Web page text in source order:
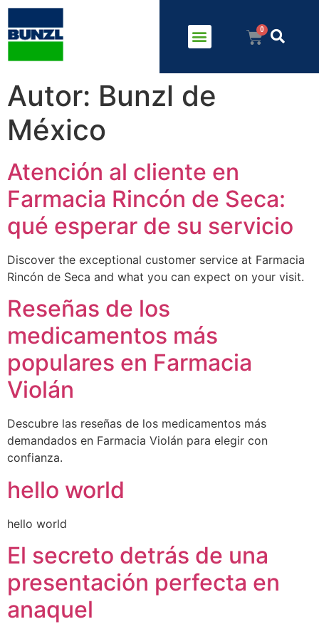
Autor: Bunzl de
México
Atención al cliente en
Farmacia Rincón de Seca:
qué esperar de su servicio
Discover the exceptional customer service at Farmacia
Rincón de Seca and what you can expect on your visit.
Reseñas de los
medicamentos más
populares en Farmacia
Violán
Descubre las reseñas de los medicamentos más
demandados en Farmacia Violán para elegir con
confianza.
hello world
hello world
El secreto detrás de una
presentación perfecta en
anaquel